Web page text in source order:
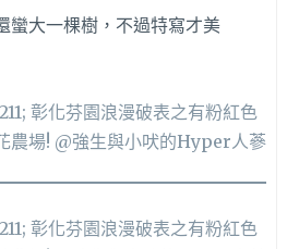
蠻大一棵樹，不過特寫才美